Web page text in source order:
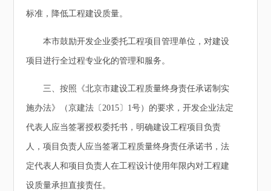
标准，降低工程建设质量。
本市鼓励开发企业委托工程项目管理单位，对建设
项目进行全过程专业化的管理和服务。
三、按照《北京市建设工程质量终身责任承诺制实
施办法》（京建法〔2015〕1号）的要求，开发企业法定
代表人应当签署授权委托书，明确建设工程项目负责
人，项目负责人应当签署工程质量终身责任承诺书，法
定代表人和项目负责人在工程设计使用年限内对工程建
设质量承担直接责任。